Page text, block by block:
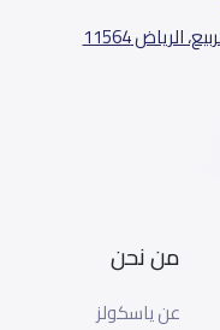
من نحن
عن ياسكولز